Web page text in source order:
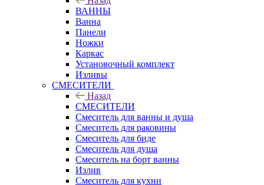
ВАННЫ
Ванна
Панели
Ножки
Каркас
Установочный комплект
Изливы
СМЕСИТЕЛИ
Назад
СМЕСИТЕЛИ
Смеситель для ванны и душа
Смеситель для раковины
Смеситель для биде
Смеситель для душа
Смеситель на борт ванны
Излив
Смеситель для кухни